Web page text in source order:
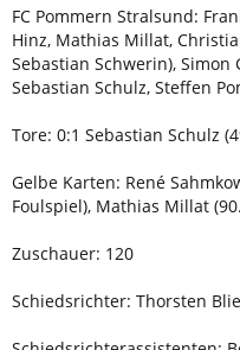
FC Pommern Stralsund:
Hinz, Mathias Millat,
Sebastian Schwerin),
Sebastian Schulz, Steffen
Tore: 0:1 Sebastian Schulz
Gelbe Karten: René
Foulspiel), Mathias Millat
Zuschauer: 120
Schiedsrichter: Thorsten